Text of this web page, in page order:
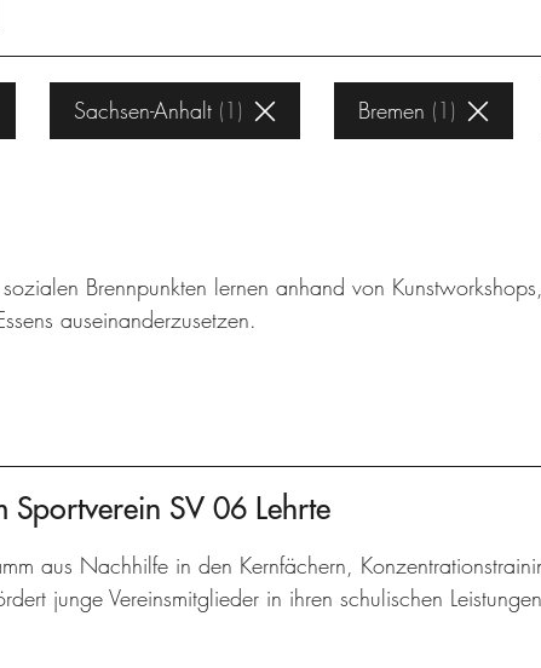
Sachsen-Anhalt 1 Bremen 1
Brennpunkten lernen anhand von
auseinanderzusetzen.
SV 06 Lehrte
aus Nachhilfe in den Kernfächern,
junge Vereinsmitglieder in ihren schulischen